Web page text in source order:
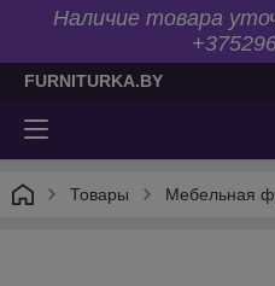
Наличие товара
FURNITURKA.BY
Товары Мебельная